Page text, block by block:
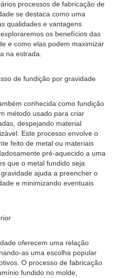
processos de fabricação de
se destaca como uma
qualidades e vantagens
os benefícios das
e como elas podem maximizar
na estrada.
de fundição por gravidade
conhecida como fundição
método usado para criar
despejando material
Este processo envolve o
feito de metal ou materiais
pré-aquecido a uma
que o metal fundido seja
ajuda a preencher o
e minimizando eventuais
oferecem uma relação
as uma escolha popular
O processo de fabricação
fundido no molde,